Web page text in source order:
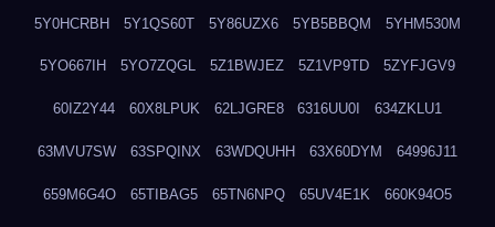
5Y0HCRBH 5Y1QS60T 5Y86UZX6 5YB5BBQM 5YHM530M
5YO667IH 5YO7ZQGL 5Z1BWJEZ 5Z1VP9TD 5ZYFJGV9
60IZ2Y44 60X8LPUK 62LJGRE8 6316UU0I 634ZKLU1
63MVU7SW 63SPQINX 63WDQUHH 63X60DYM 64996J11
659M6G4O 65TIBAG5 65TN6NPQ 65UV4E1K 660K94O5